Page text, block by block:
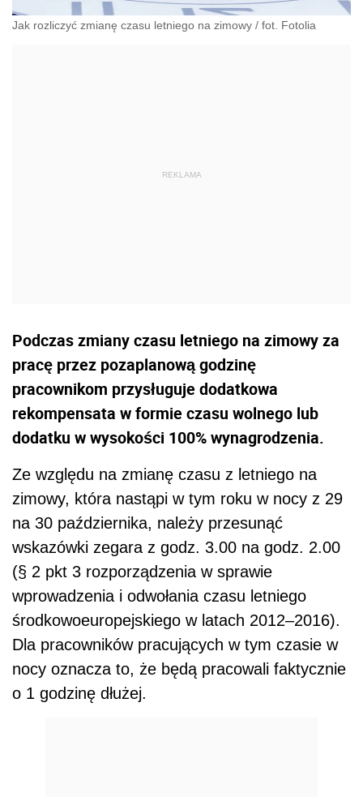
Jak rozliczyć zmianę czasu letniego na zimowy / fot. Fotolia
Podczas zmiany czasu letniego na zimowy za
pracę przez pozaplanową godzinę
pracownikom przysługuje dodatkowa
rekompensata w formie czasu wolnego lub
dodatku w wysokości 100% wynagrodzenia.
Ze względu na zmianę czasu z letniego na
zimowy, która nastąpi w tym roku w nocy z 29
na 30 października, należy przesunąć
wskazówki zegara z godz. 3.00 na godz. 2.00
(§ 2 pkt 3 rozporządzenia w sprawie
wprowadzenia i odwołania czasu letniego
środkowoeuropejskiego w latach 2012–2016).
Dla pracowników pracujących w tym czasie w
nocy oznacza to, że będą pracowali faktycznie
o 1 godzinę dłużej.